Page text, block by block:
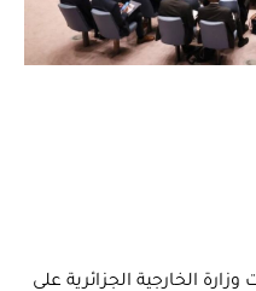
الخارجية الجزائرية على